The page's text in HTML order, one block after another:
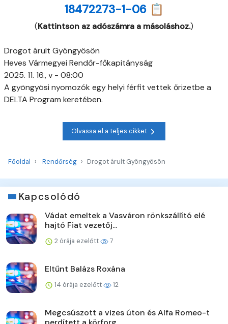
18472273-1-06 📋
(Kattintson az adószámra a másoláshoz.)
Drogot árult Gyöngyösön
Heves Vármegyei Rendőr-főkapitányság
2025. 11. 16., v - 08:00
A gyöngyösi nyomozók egy helyi férfit vettek őrizetbe a
DELTA Program keretében.
Olvassa el a teljes cikket
Főoldal Rendőrség Drogot árult Gyöngyösön
Kapcsolódó
Vádat emeltek a Vasváron rönkszállító elé
hajtó Fiat vezetőj...
2 órája ezelőtt 7
Eltűnt Balázs Roxána
14 órája ezelőtt 12
Megcsúszott a vizes úton és Alfa Romeo-t